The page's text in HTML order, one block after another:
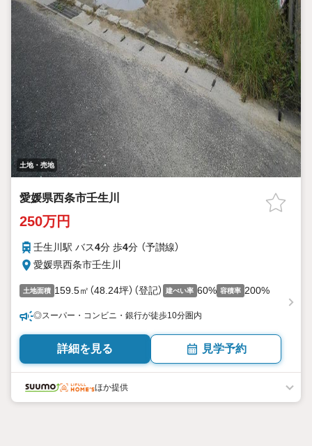
土地・売地
愛媛県西条市壬生川
250万円
壬生川駅 バス4分 歩4分 （予讃線）
愛媛県西条市壬生川
土地面積 159.5㎡（48.24坪）（登記） 建ぺい率 60% 容積率 200%
◎スーパー・コンビニ・銀行が徒歩10分圏内
詳細を見る 見学予約
ほか提供